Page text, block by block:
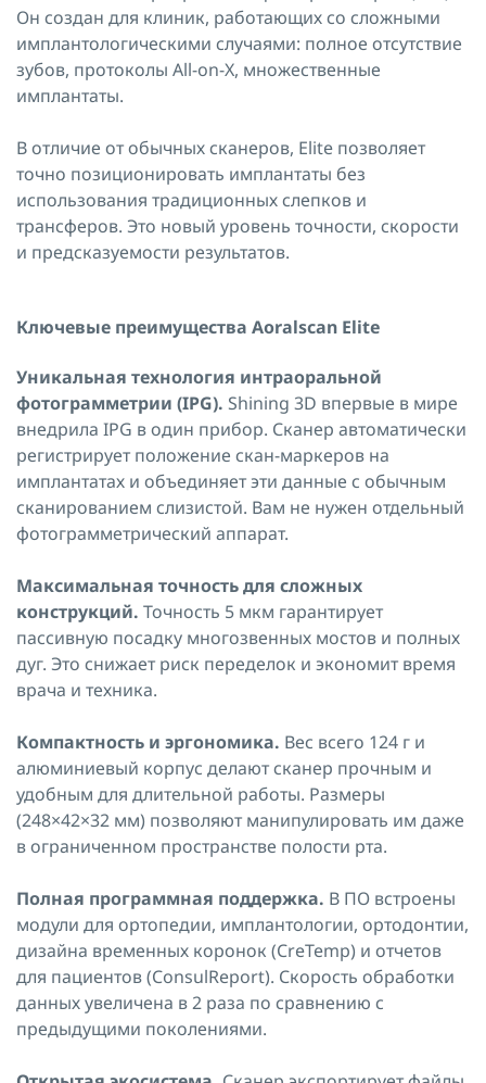
Он создан для клиник, работающих со сложными
имплантологическими случаями: полное отсутствие
зубов, протоколы All-on-X, множественные
имплантаты.
В отличие от обычных сканеров, Elite позволяет
точно позиционировать имплантаты без
использования традиционных слепков и
трансферов. Это новый уровень точности, скорости
и предсказуемости результатов.
Ключевые преимущества Aoralscan Elite
Уникальная технология интраоральной
фотограмметрии (IPG). Shining 3D впервые в мире
внедрила IPG в один прибор. Сканер автоматически
регистрирует положение скан-маркеров на
имплантатах и объединяет эти данные с обычным
сканированием слизистой. Вам не нужен отдельный
фотограмметрический аппарат.
Максимальная точность для сложных
конструкций. Точность 5 мкм гарантирует
пассивную посадку многозвенных мостов и полных
дуг. Это снижает риск переделок и экономит время
врача и техника.
Компактность и эргономика. Вес всего 124 г и
алюминиевый корпус делают сканер прочным и
удобным для длительной работы. Размеры
(248×42×32 мм) позволяют манипулировать им даже
в ограниченном пространстве полости рта.
Полная программная поддержка. В ПО встроены
модули для ортопедии, имплантологии, ортодонтии,
дизайна временных коронок (CreTemp) и отчетов
для пациентов (ConsulReport). Скорость обработки
данных увеличена в 2 раза по сравнению с
предыдущими поколениями.